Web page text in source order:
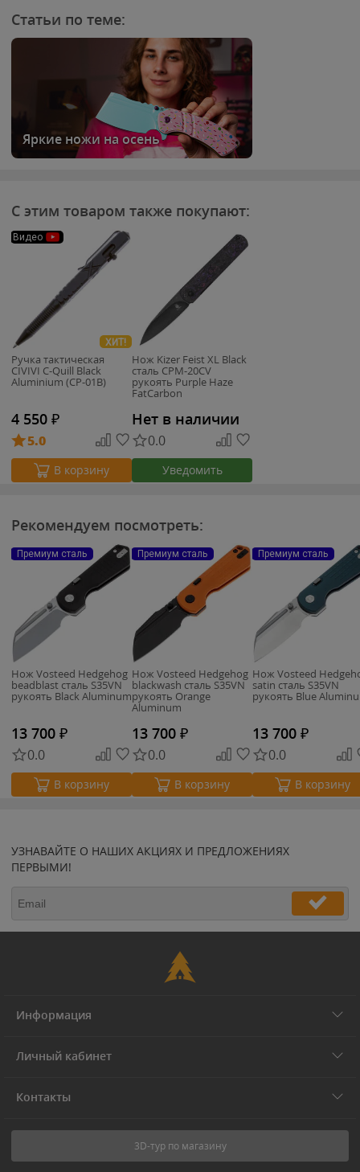
Статьи по теме:
Яркие ножи на осень
С этим товаром также покупают:
Видео
ХИТ!
Ручка тактическая
CIVIVI C-Quill Black
Aluminium (CP-01B)
4 550 ₽
5.0
В корзину
Нож Kizer Feist XL Black
сталь CPM-20CV
рукоять Purple Haze
FatCarbon
Нет в наличии
0.0
Уведомить
Рекомендуем посмотреть:
Премиум сталь
Нож Vosteed Hedgehog
beadblast сталь S35VN
рукоять Black Aluminum
13 700 ₽
0.0
В корзину
Премиум сталь
Нож Vosteed Hedgehog
blackwash сталь S35VN
рукоять Orange
Aluminum
13 700 ₽
0.0
В корзину
Премиум сталь
Нож Vosteed
satin сталь S35VN
рукоять Blue
13 700 ₽
0.0
В корзину
УЗНАВАЙТЕ О НАШИХ АКЦИЯХ И ПРЕДЛОЖЕНИЯХ
ПЕРВЫМИ!
Информация
Личный кабинет
Контакты
3D-тур по магазину